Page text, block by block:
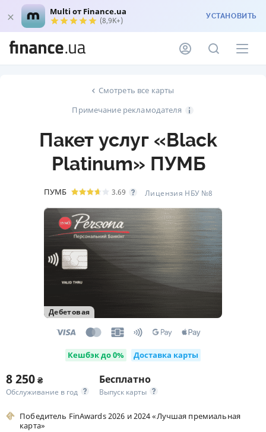
Multi от Finance.ua
(8,9K+) УСТАНОВИТЬ
Смотреть все карты
Примечание рекламодателя
Пакет услуг «Black
Platinum» ПУМБ
ПУМБ 3.69 Лицензия НБУ №8
Дебетовая
Кешбэк до 0% Доставка карты
8 250 ₴
Обслуживание в год
Бесплатно
Выпуск карты
Победитель FinAwards 2026 и 2024 «Лучшая премиальная
карта»